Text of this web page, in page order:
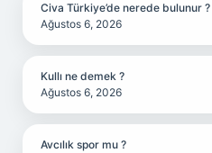
Civa Türkiye’de nerede bulunur ?
Ağustos 6, 2026
Kullı ne demek ?
Ağustos 6, 2026
Avcılık spor mu ?